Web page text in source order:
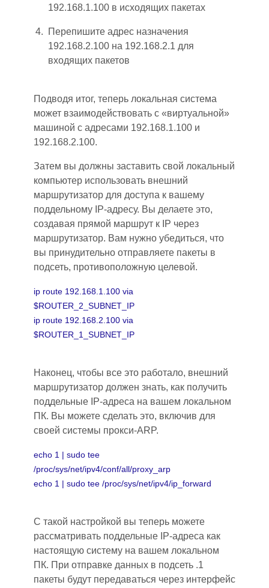
192.168.1.100 в исходящих пакетах
Перепишите адрес назначения
192.168.2.100 на 192.168.2.1 для
входящих пакетов
Подводя итог, теперь локальная система
может взаимодействовать с «виртуальной»
машиной с адресами 192.168.1.100 и
192.168.2.100.
Затем вы должны заставить свой локальный
компьютер использовать внешний
маршрутизатор для доступа к вашему
поддельному IP-адресу. Вы делаете это,
создавая прямой маршрут к IP через
маршрутизатор. Вам нужно убедиться, что
вы принудительно отправляете пакеты в
подсеть, противоположную целевой.
ip route 192.168.1.100 via
$ROUTER_2_SUBNET_IP
ip route 192.168.2.100 via
$ROUTER_1_SUBNET_IP
Наконец, чтобы все это работало, внешний
маршрутизатор должен знать, как получить
поддельные IP-адреса на вашем локальном
ПК. Вы можете сделать это, включив для
своей системы прокси-ARP.
echo 1 | sudo tee
/proc/sys/net/ipv4/conf/all/proxy_arp
echo 1 | sudo tee /proc/sys/net/ipv4/ip_forward
С такой настройкой вы теперь можете
рассматривать поддельные IP-адреса как
настоящую систему на вашем локальном
ПК. При отправке данных в подсеть .1
пакеты будут передаваться через интерфейс